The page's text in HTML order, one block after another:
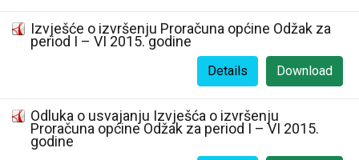
Izvješće o izvršenju Proračuna općine Odžak za
period I – VI 2015. godine
Download
Details
Odluka o usvajanju Izvješća o izvršenju
Proračuna općine Odžak za period I – VI 2015.
godine